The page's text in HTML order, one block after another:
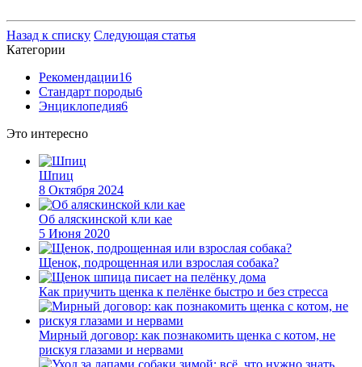
Назад к списку Следующая статья
Категории
Рекомендации16
Стандарт породы6
Энциклопедия6
Это интересно
Шпиц
8 Октября 2024
Об аляскинской кли кае
5 Июня 2020
Щенок, подрощенная или взрослая собака?
Как приучить щенка к пелёнке быстро и без стресса
Мирный договор: как познакомить щенка с котом, не
рискуя глазами и нервами